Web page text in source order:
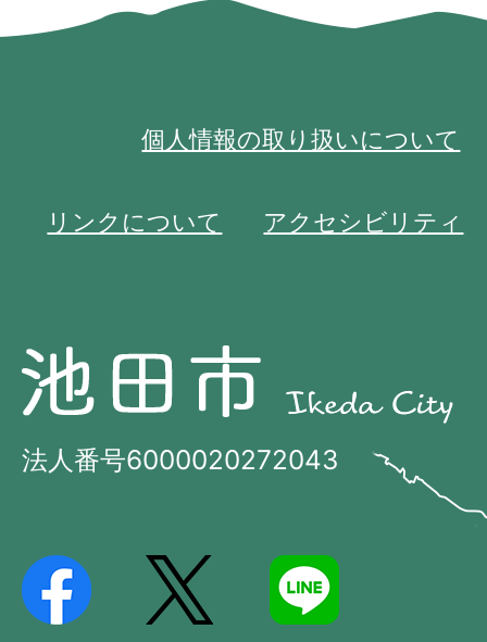
個人情報の取り扱いについて
リンクについて アクセシビリティ
池
田
市
法人番号6000020272043
田
市
の